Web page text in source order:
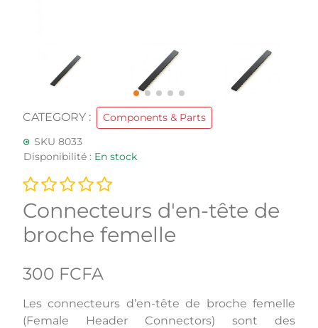
CATEGORY :
Components & Parts
SKU 8033
Disponibilité : En stock
Connecteurs d'en-tête de
broche femelle
300 FCFA
Les connecteurs d’en-tête de broche femelle
(Female Header Connectors) sont des